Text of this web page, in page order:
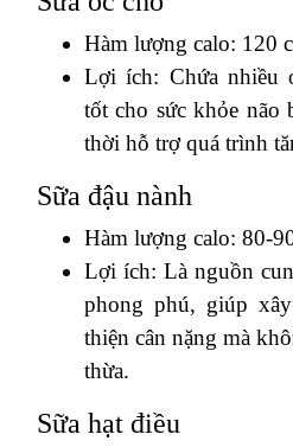
Hàm lượng calo: 120
Lợi ích: Chứa nhiều
tốt cho sức khỏe não
thời hỗ trợ quá trình
Sữa đậu nành
Hàm lượng calo: 80-
Lợi ích: Là nguồn
phong phú, giúp
thiện cân nặng mà
thừa.
Sữa hạt điều